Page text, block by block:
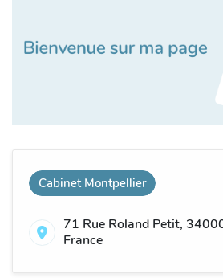
Cabinet Montpellier
71 Rue Roland Petit,
France